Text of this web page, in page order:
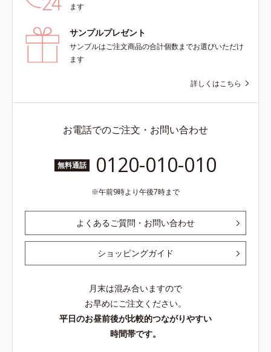
ます
サンプルプレゼント
サンプルはご注文商品の合計個数までお選びいただけ
ます
詳しくはこちら
お電話でのご注文・お問い合わせ
無料通話 0120-010-010
午前9時より午後7時まで
よくあるご質問・お問い合わせ
ショッピングガイド
月末は混み合いますので
お早めにご注文ください。
平日のお昼前後が比較的つながりやすい
時間帯です。